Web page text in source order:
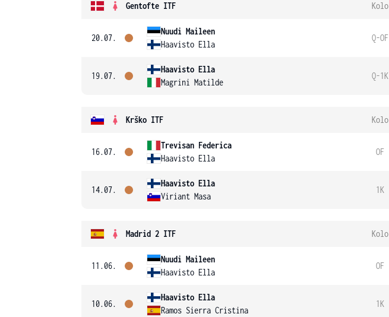
Gentofte ITF Kolo
20.07.
Nuudi Maileen
Haavisto Ella
Q-OF
19.07.
Haavisto Ella
Magrini Matilde
Q-1K
Krško ITF Kolo
16.07.
Trevisan Federica
Haavisto Ella
OF
14.07.
Haavisto Ella
Viriant Masa
1K
Madrid 2 ITF Kolo
11.06.
Nuudi Maileen
Haavisto Ella
OF
10.06.
Haavisto Ella
Ramos Sierra Cristina
1K